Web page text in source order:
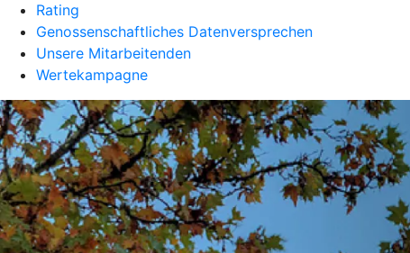
Rating
Genossenschaftliches Datenversprechen
Unsere Mitarbeitenden
Wertekampagne